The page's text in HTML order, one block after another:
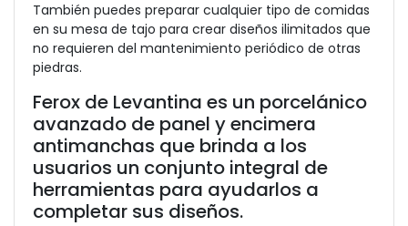
También puedes preparar cualquier tipo de comidas
en su mesa de tajo para crear diseños ilimitados que
no requieren del mantenimiento periódico de otras
piedras.
Ferox de Levantina es un porcelánico
avanzado de panel y encimera
antimanchas que brinda a los
usuarios un conjunto integral de
herramientas para ayudarlos a
completar sus diseños.